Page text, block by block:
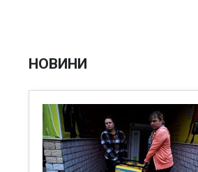
НОВИНИ